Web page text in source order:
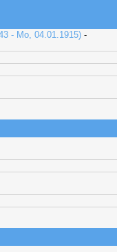
- Mo, 04.01.1915) -